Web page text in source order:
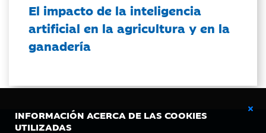
INFORMACIÓN ACERCA DE LAS COOKIES
UTILIZADAS
El impacto de la inteligencia
artificial en la agricultura y en la
ganadería